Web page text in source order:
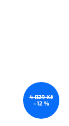
4 829 Kč
–12 %